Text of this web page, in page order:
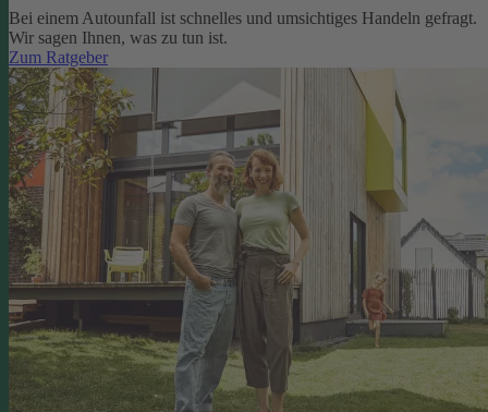
Bei einem Autounfall ist schnelles und umsichtiges Handeln gefragt.
Wir sagen Ihnen, was zu tun ist.
Zum Ratgeber